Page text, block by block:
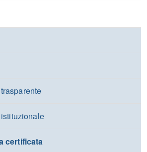
certificata